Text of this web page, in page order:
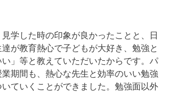
学した時の印象が良かったことと、日
が教育熱心で子どもが大好き、勉強と
」等と教えていただいたからです。パ
期間も、熱心な先生と効率のいい勉強
ていくことができました。勉強面以外